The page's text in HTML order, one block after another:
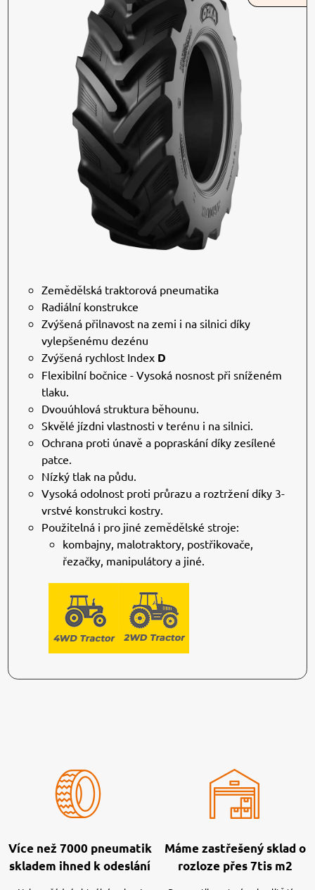
Zemědělská traktorová pneumatika
Radiální konstrukce
Zvýšená přilnavost na zemi i na silnici díky
vylepšenému dezénu
Zvýšená rychlost Index D
Flexibilní bočnice - Vysoká nosnost při sníženém
tlaku.
Dvouúhlová struktura běhounu.
Skvělé jízdni vlastnosti v terénu i na silnici.
Ochrana proti únavě a popraskání díky zesílené
patce.
Nízký tlak na půdu.
Vysoká odolnost proti průrazu a roztržení díky 3-
vrstvé konstrukci kostry.
Použitelná i pro jiné zemědělské stroje:
kombajny, malotraktory, postřikovače,
řezačky, manipulátory a jiné.
Více než 7000 pneumatik
skladem ihned k odeslání
Máme zastřešený sklad o
rozloze přes 7tis m2